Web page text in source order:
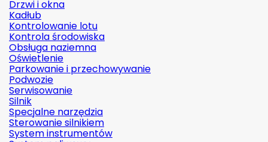
Drzwi i okna
Kadłub
Kontrolowanie lotu
Kontrola środowiska
Obsługa naziemna
Oświetlenie
Parkowanie i przechowywanie
Podwozie
Serwisowanie
Silnik
Specjalne narzędzia
Sterowanie silnikiem
System instrumentów